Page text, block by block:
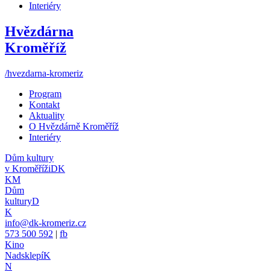
Interiéry
Hvězdárna
Kroměříž
/hvezdarna-kromeriz
Program
Kontakt
Aktuality
O Hvězdárně Kroměříž
Interiéry
Dům kultury
v KroměřížiDK
KM
Dům
kulturyD
K
info@dk-kromeriz.cz
573 500 592 | fb
Kino
NadsklepíK
N